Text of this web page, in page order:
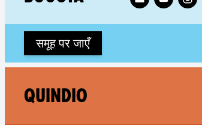
समूह पर जाएँ
QUINDIO